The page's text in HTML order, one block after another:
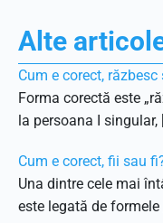
Alte
Cum e corect, răzbesc
Forma corectă este
la persoana I singular,
Cum e corect, fii sau
Una dintre cele mai
este legată de formele